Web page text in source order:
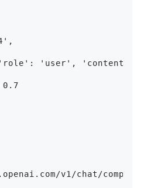
'user', 'content': '
0.7
v1/chat/